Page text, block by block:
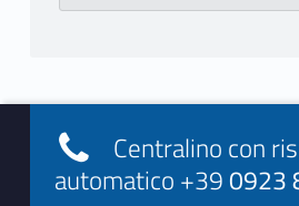
r Footer info sidebar
Centralino con
automatico +390923